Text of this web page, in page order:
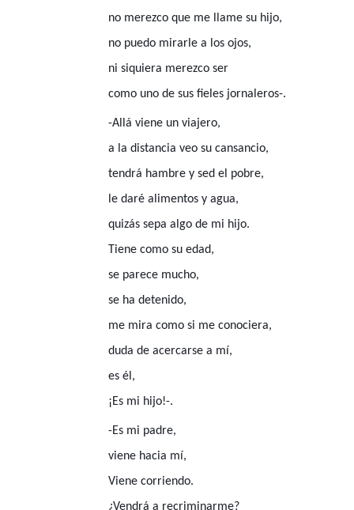
no merezco que me llame su hijo,
no puedo mirarle a los ojos,
ni siquiera merezco ser
como uno de sus fieles jornaleros-.
-Allá viene un viajero,
a la distancia veo su cansancio,
tendrá hambre y sed el pobre,
le daré alimentos y agua,
quizás sepa algo de mi hijo.
Tiene como su edad,
se parece mucho,
se ha detenido,
me mira como si me conociera,
duda de acercarse a mí,
es él,
¡Es mi hijo!-.
-Es mi padre,
viene hacia mí,
Viene corriendo.
¿Vendrá a recriminarme?